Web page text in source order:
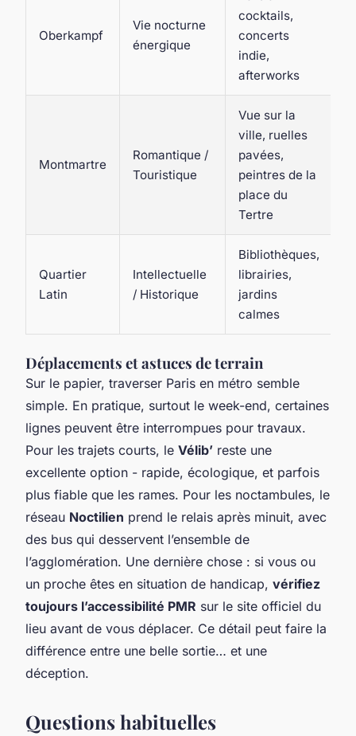
Oberkampf
Vie nocturne
énergique
cocktails,
concerts
indie,
afterworks
Montmartre
Romantique /
Touristique
Vue sur la
ville, ruelles
pavées,
peintres de la
place du
Tertre
Quartier
Latin
Intellectuelle
/ Historique
Bibliothèques,
librairies,
jardins
calmes
Déplacements et astuces de terrain
Sur le papier, traverser Paris en métro semble
simple. En pratique, surtout le week-end, certaines
lignes peuvent être interrompues pour travaux.
Pour les trajets courts, le Vélib’ reste une
excellente option - rapide, écologique, et parfois
plus fiable que les rames. Pour les noctambules, le
réseau Noctilien prend le relais après minuit, avec
des bus qui desservent l’ensemble de
l’agglomération. Une dernière chose : si vous ou
un proche êtes en situation de handicap, vérifiez
toujours l’accessibilité PMR sur le site officiel du
lieu avant de vous déplacer. Ce détail peut faire la
différence entre une belle sortie… et une
déception.
Questions habituelles